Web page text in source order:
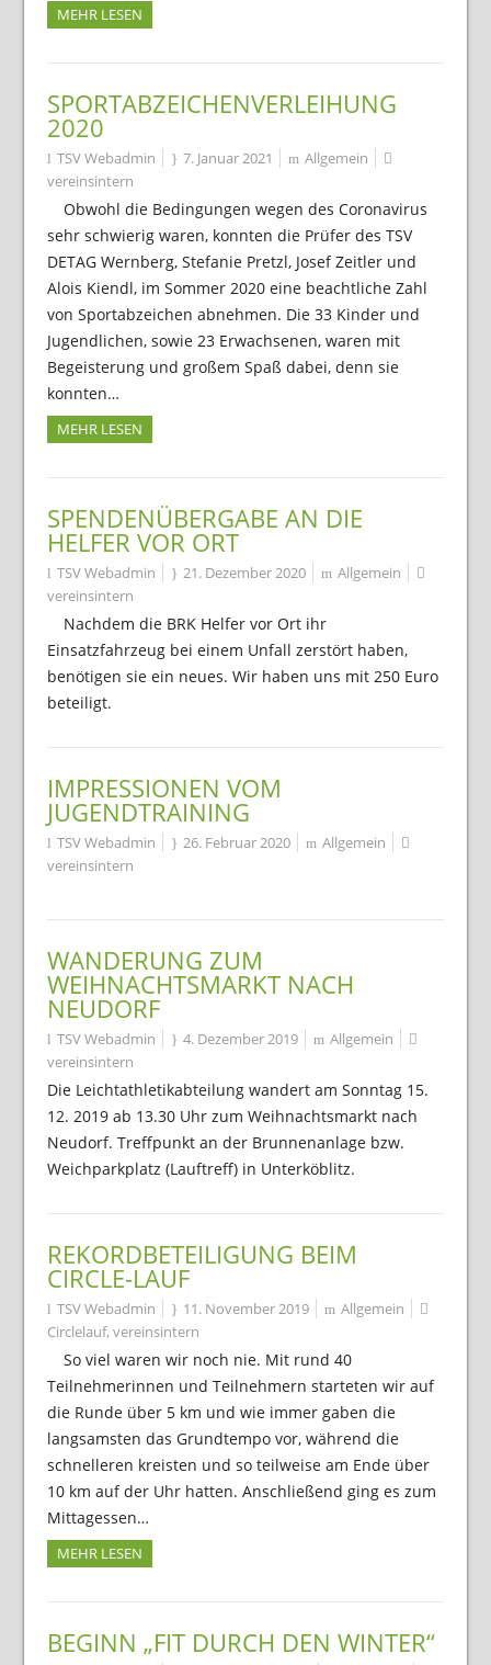
MEHR LESEN
SPORTABZEICHENVERLEIHUNG
2020
TSV Webadmin 7. Januar 2021
Allgemein
vereinsintern
Obwohl die Bedingungen wegen des Coronavirus
sehr schwierig waren, konnten die Prüfer des TSV
DETAG Wernberg, Stefanie Pretzl, Josef Zeitler und
Alois Kiendl, im Sommer 2020 eine beachtliche Zahl
von Sportabzeichen abnehmen. Die 33 Kinder und
Jugendlichen, sowie 23 Erwachsenen, waren mit
Begeisterung und großem Spaß dabei, denn sie
konnten…
MEHR LESEN
SPENDENÜBERGABE AN DIE
HELFER VOR ORT
TSV Webadmin 21. Dezember 2020
Allgemein
vereinsintern
Nachdem die BRK Helfer vor Ort ihr
Einsatzfahrzeug bei einem Unfall zerstört haben,
benötigen sie ein neues. Wir haben uns mit 250 Euro
beteiligt.
IMPRESSIONEN VOM
JUGENDTRAINING
TSV Webadmin 26. Februar 2020
Allgemein
vereinsintern
WANDERUNG ZUM
WEIHNACHTSMARKT NACH
NEUDORF
TSV Webadmin 4. Dezember 2019
Allgemein
vereinsintern
Die Leichtathletikabteilung wandert am Sonntag 15.
12. 2019 ab 13.30 Uhr zum Weihnachtsmarkt nach
Neudorf. Treffpunkt an der Brunnenanlage bzw.
Weichparkplatz (Lauftreff) in Unterköblitz.
REKORDBETEILIGUNG BEIM
CIRCLE-LAUF
TSV Webadmin 11. November 2019
Allgemein
Circlelauf, vereinsintern
So viel waren wir noch nie. Mit rund 40
Teilnehmerinnen und Teilnehmern starteten wir auf
die Runde über 5 km und wie immer gaben die
langsamsten das Grundtempo vor, während die
schnelleren kreisten und so teilweise am Ende über
10 km auf der Uhr hatten. Anschließend ging es zum
Mittagessen…
MEHR LESEN
BEGINN „FIT DURCH DEN WINTER“